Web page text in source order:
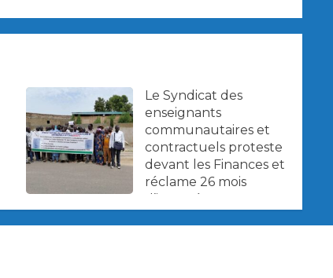
Le Syndicat des
enseignants
communautaires et
contractuels proteste
devant les Finances et
réclame 26 mois
d’impayés.